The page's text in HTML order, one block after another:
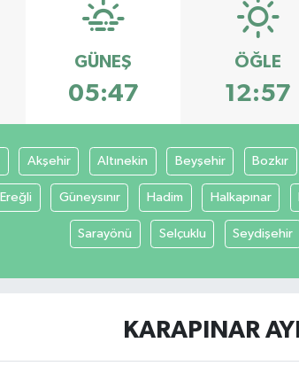
GÜNEŞ
05:47
ÖĞLE
12:57
Akşehir Altınekin Beyşehir Bozkır
Ereğli Güneysınır Hadim Halkapınar
Sarayönü Selçuklu Seydişehir
KARAPINAR